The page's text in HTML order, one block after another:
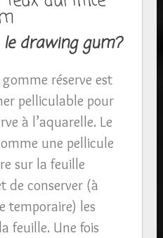
le drawing gum?
réserve est
pelliculable pour
à l’aquarelle. Le
une pellicule
sur la feuille
de conserver (à
temporaire) les
feuille. Une fois